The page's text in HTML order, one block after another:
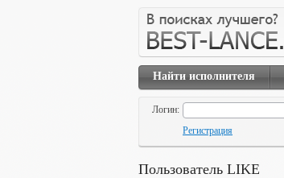
Найти исполнителя
Логин:
Регистрация
Пользователь LIKE